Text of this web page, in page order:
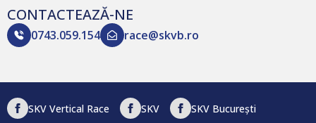
CONTACTEAZĂ-NE
0743.059.154 race@skvb.ro
SKV Vertical Race SKV SKV București